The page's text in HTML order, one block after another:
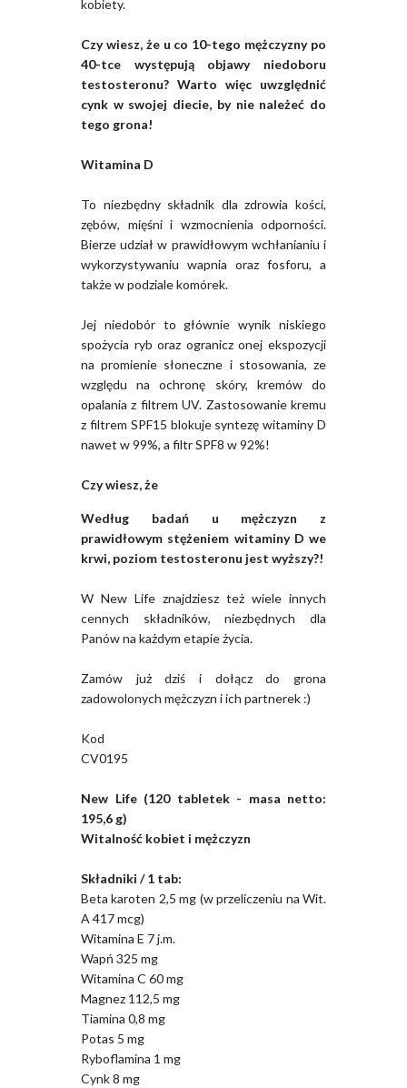
kobiety.
Czy wiesz, że u co 10-tego mężczyzny po
40-tce występują objawy niedoboru
testosteronu? Warto więc uwzględnić
cynk w swojej diecie, by nie należeć do
tego grona!
Witamina D
To niezbędny składnik dla zdrowia kości,
zębów, mięśni i wzmocnienia odporności.
Bierze udział w prawidłowym wchłanianiu i
wykorzystywaniu wapnia oraz fosforu, a
także w podziale komórek.
Jej niedobór to głównie wynik niskiego
spożycia ryb oraz ogranicz onej ekspozycji
na promienie słoneczne i stosowania, ze
względu na ochronę skóry, kremów do
opalania z filtrem UV. Zastosowanie kremu
z filtrem SPF15 blokuje syntezę witaminy D
nawet w 99%, a filtr SPF8 w 92%!
Czy wiesz, że
Według badań u mężczyzn z
prawidłowym stężeniem witaminy D we
krwi, poziom testosteronu jest wyższy?!
W New Life znajdziesz też wiele innych
cennych składników, niezbędnych dla
Panów na każdym etapie życia.
Zamów już dziś i dołącz do grona
zadowolonych mężczyzn i ich partnerek :)
Kod
CV0195
New Life (120 tabletek - masa netto:
195,6 g)
Witalność kobiet i mężczyzn
Składniki / 1 tab:
Beta karoten 2,5 mg (w przeliczeniu na Wit.
A 417 mcg)
Witamina E 7 j.m.
Wapń 325 mg
Witamina C 60 mg
Magnez 112,5 mg
Tiamina 0,8 mg
Potas 5 mg
Ryboflamina 1 mg
Cynk 8 mg